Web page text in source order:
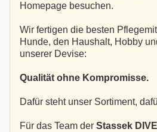
Homepage besuchen.
Wir fertigen die besten
Hunde, den Haushalt, Hobby
unserer Devise:
Qualität ohne Kompromisse.
Dafür steht unser Sortiment,
Für das Team der Stassek